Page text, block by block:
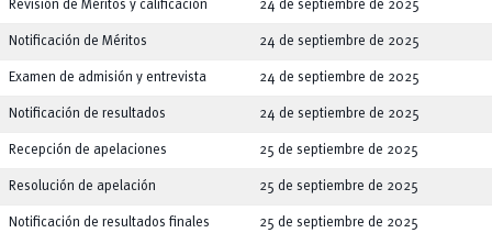
Revisión de Méritos y calificación 24 de septiembre de 2025
Notificación de Méritos 24 de septiembre de 2025
Examen de admisión y entrevista 24 de septiembre de 2025
Notificación de resultados 24 de septiembre de 2025
Recepción de apelaciones 25 de septiembre de 2025
Resolución de apelación 25 de septiembre de 2025
Notificación de resultados finales 25 de septiembre de 2025